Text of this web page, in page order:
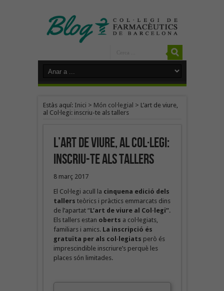
Estàs aquí: Inici > Món col·legial > L’art de viure,
al Col·legi: inscriu-te als tallers
L’art de viure, al Col·legi:
inscriu-te als tallers
8 març 2017
El Col·legi acull la cinquena edició dels
tallers teòrics i pràctics emmarcats dins
de l’apartat “L’art de viure al Col·legi”.
Els tallers estan oberts a col·legiats,
familiars i amics. La inscripció és
gratuïta per als col·legiats però és
imprescindible inscriure’s perquè les
places són limitades.